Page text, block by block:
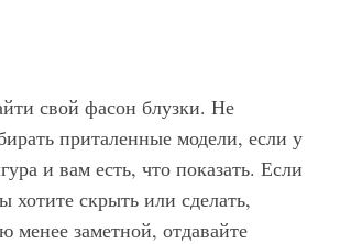
свой фасон блузки. Не
приталенные модели, если у
и вам есть, что показать. Если
хотите скрыть или сделать,
менее заметной, отдавайте